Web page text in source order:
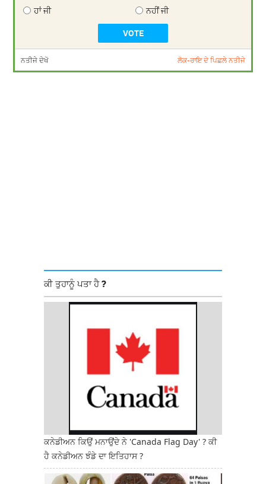
ਹਾਂ ਜੀ ਨਹੀਂ ਜੀ
ਨਤੀਜੇ ਦੇਖੋ ਲੋਕ-ਰਾਇ ਦੇ ਪਿਛਲੇ ਨਤੀਜੇ
ਕੀ ਤੁਹਾਨੂੰ ਪਤਾ ਹੈ ?
ਕਨੇਡੀਅਨ ਕਿਉਂ ਮਨਾਉਂਦੇ ਨੇ 'Canada Flag Day' ? ਕੀ
ਹੈ ਕਨੇਡੀਅਨ ਝੰਡੇ ਦਾ ਇਤਿਹਾਸ ?